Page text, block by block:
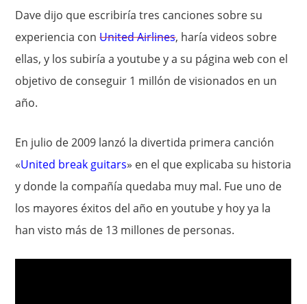
Dave dijo que escribiría tres canciones sobre su
experiencia conUnited Airlines, haría videos sobre
ellas, y los subiría a youtube y a su página web con el
objetivo de conseguir 1 millón de visionados en un
año.
En julio de 2009 lanzó la divertida primera canción
«United break guitars» en el que explicaba su historia
y donde la compañía quedaba muy mal. Fue uno de
los mayores éxitos del año en youtube y hoy ya la
han visto más de 13 millones de personas.